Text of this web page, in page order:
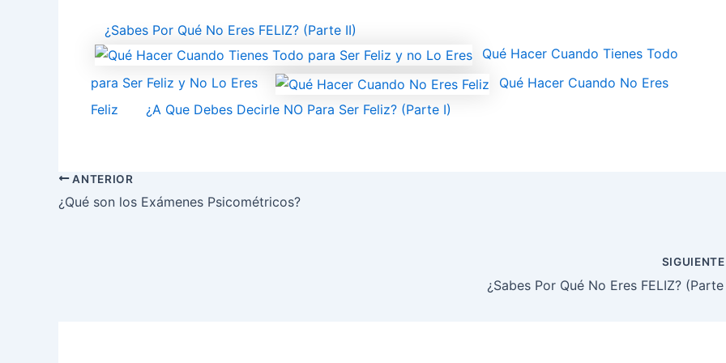
¿Sabes Por Qué No Eres FELIZ? (Parte II)
Qué Hacer Cuando Tienes Todo
para Ser Feliz y No Lo Eres
Qué Hacer Cuando No Eres
Feliz
¿A Que Debes Decirle NO Para Ser Feliz? (Parte I)
ANTERIOR
¿Qué son los Exámenes Psicométricos?
SIGUIENTE
¿Sabes Por Qué No Eres FELIZ? (Parte